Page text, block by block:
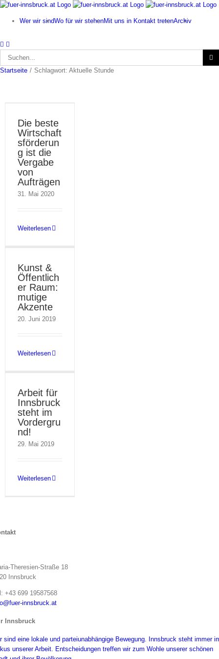
Zum
springenWer wir sindWo für wir stehenMit uns in Kontakt tretenArchiv
Suche
nach:
Startseite / Schlagwort: Aktuelle Stunde
Die beste
Wirtschaft
sförderun
g ist die
Vergabe
von
Aufträgen
31. Mai 2020
Weiterlesen
Kunst &
Öffentlich
er Raum:
mutige
Akzente
20. Juni 2019
Weiterlesen
Arbeit für
Innsbruck
steht im
Vordergru
nd!
29. Mai 2019
Weiterlesen
Theresien-Straße 18
Innsbruck
+43 699 19587568
innsbruck.at
Innsbruck
sind eine lokale und parteiunabhängige Bewegung. Innsbruck steht immer
unserer Arbeit. Entscheidungen treffen wir zum Wohle unserer schönen